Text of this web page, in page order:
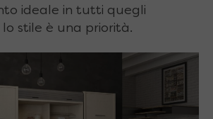
ideale in tutti quegli
stile è una priorità.